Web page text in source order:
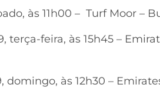
às 11h00 – Turf Moor –
terça-feira, às 15h45 –
domingo, às 12h30 –